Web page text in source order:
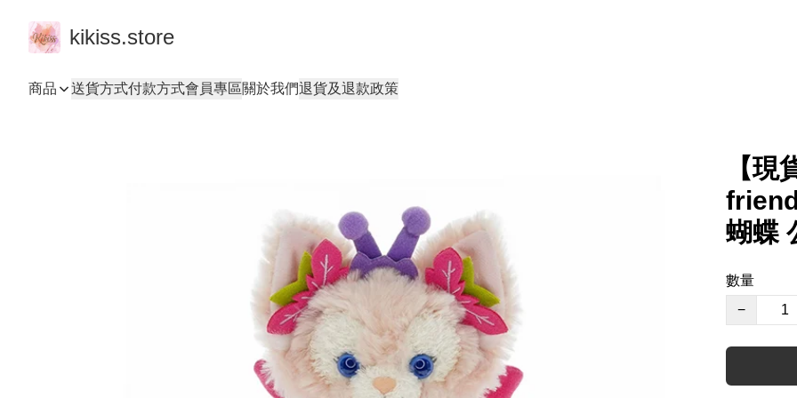
kikiss.store
商品 送貨方式付款方式會員專區關於我們退貨及退款政策
【
蝴蝶
數量
−